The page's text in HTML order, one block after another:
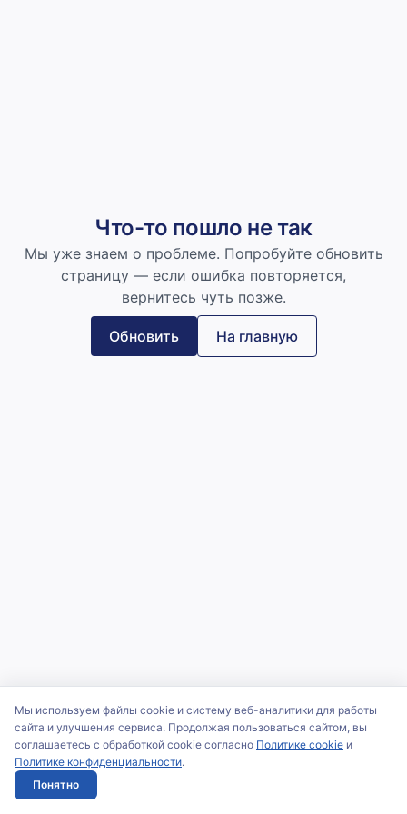
Что-то пошло не так
Мы уже знаем о проблеме. Попробуйте обновить
страницу — если ошибка повторяется,
вернитесь чуть позже.
Обновить На главную
Мы используем файлы cookie и систему веб-аналитики для работы
сайта и улучшения сервиса. Продолжая пользоваться сайтом, вы
соглашаетесь с обработкой cookie согласно Политике cookie и
Политике конфиденциальности.
Понятно